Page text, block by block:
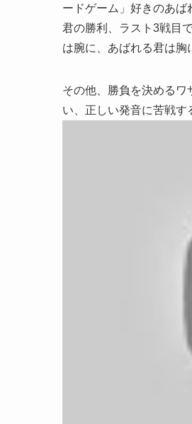
ードゲーム」好きのあ
君の勝利、ラスト3戦目
は腕に、あばれる君は胸
その他、勝負を決めるワ
い、正しい発音に苦戦す